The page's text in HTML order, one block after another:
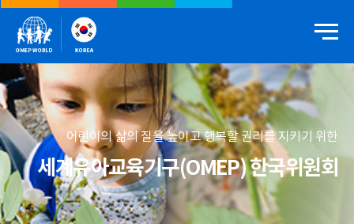
어린이의 삶의 질을 높이고 행복할 권리를 지키기 위한
세계유아교육기구(OMEP) 한국위원회